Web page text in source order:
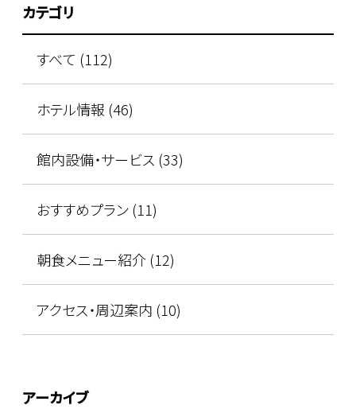
カテゴリ
すべて (112)
ホテル情報 (46)
館内設備・サービス (33)
おすすめプラン (11)
朝食メニュー紹介 (12)
アクセス・周辺案内 (10)
アーカイブ